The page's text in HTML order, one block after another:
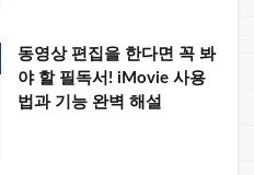
동영상 편집을 한다면 꼭 봐
야 할 필독서! iMovie 사용
법과 기능 완벽 해설